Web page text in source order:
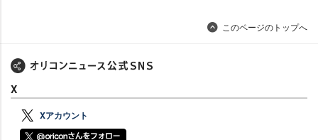
このページのトップへ
X
Xアカウント